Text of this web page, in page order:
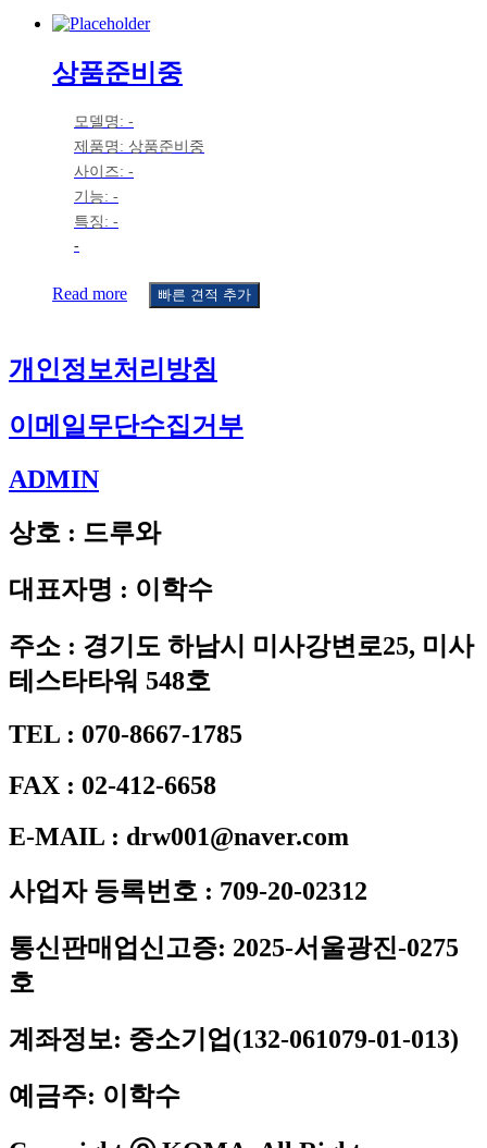
상품준비중
모델명: -
제품명: 상품준비중
사이즈: -
기능: -
특징: -
-
Read more 빠른 견적 추가
개인정보처리방침
이메일무단수집거부
ADMIN
상호 : 드루와
대표자명 : 이학수
주소 : 경기도 하남시 미사강변로25, 미사
테스타타워 548호
TEL : 070-8667-1785
FAX : 02-412-6658
E-MAIL : drw001@naver.com
사업자 등록번호 : 709-20-02312
통신판매업신고증: 2025-서울광진-0275
호
계좌정보: 중소기업(132-061079-01-013)
예금주: 이학수